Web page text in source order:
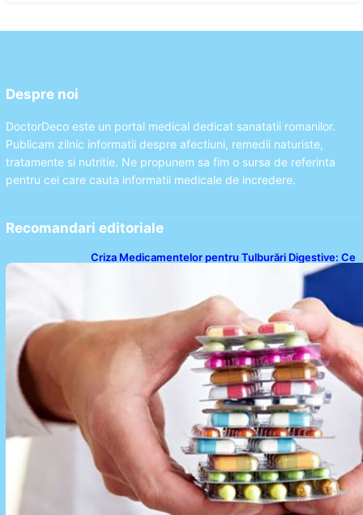
Despre noi
DoctorDeco este un portal medical dedicat sanatatii romanilor.
Publicam zilnic informatii despre afectiuni, remedii naturiste,
tratamente si nutritie. Ne propunem sa fim o sursa de referinta
pentru cei care cauta informatii medicale de incredere.
Recomandari editoriale
Criza Medicamentelor pentru Tulburări Digestive: Ce
Înseamnă Suspendarea Colebil și Panzcebil pentru